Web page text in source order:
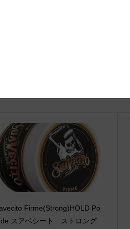
Firme(Strong)HOLD Po
スアベシート ストロング